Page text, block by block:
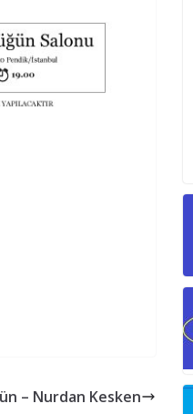
– Nurdan Kesken